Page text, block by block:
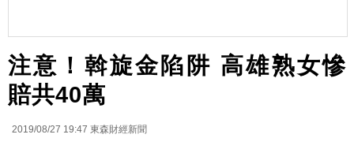
注意！斡旋金陷阱 高雄熟女慘
賠共40萬
2019/08/27 19:47 東森財經新聞